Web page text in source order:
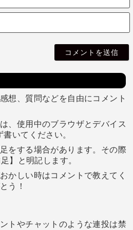
想、質問などを自由にコメント
、使用中のブラウザとデバイス
書いてください。
をする場合があります。その際
】と明記します。
かしい時はコメントで教えてく
う！
トやチャットのような連投は禁